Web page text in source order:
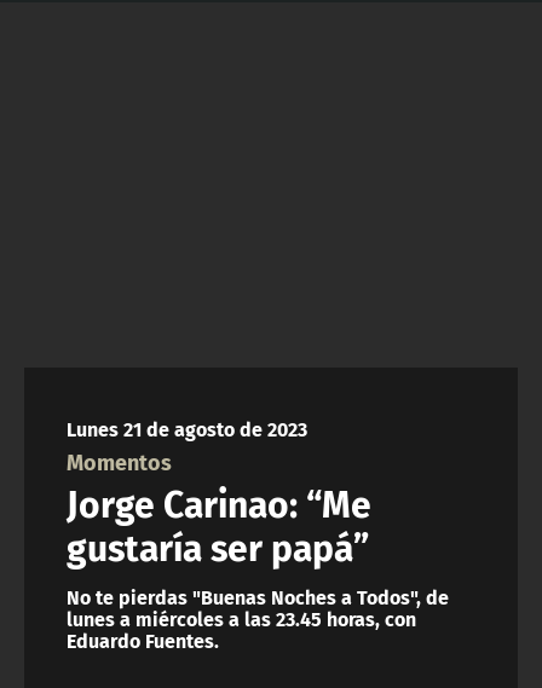
Lunes 21 de agosto de 2023
Momentos
Jorge Carinao: “Me
gustaría ser papá”
No te pierdas "Buenas Noches a Todos", de
lunes a miércoles a las 23.45 horas, con
Eduardo Fuentes.